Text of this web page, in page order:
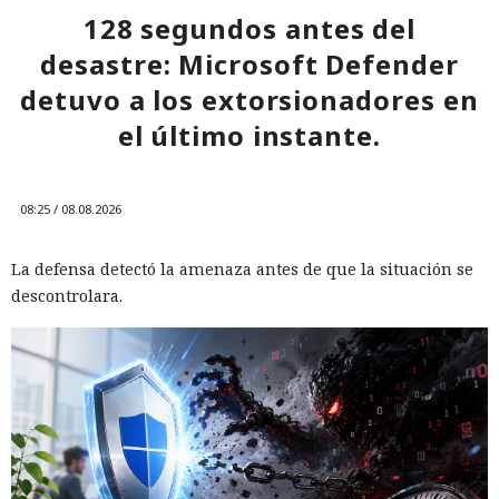
128 segundos antes del
desastre: Microsoft Defender
detuvo a los extorsionadores en
el último instante.
08:25 / 08.08.2026
La defensa detectó la amenaza antes de que la situación se
descontrolara.